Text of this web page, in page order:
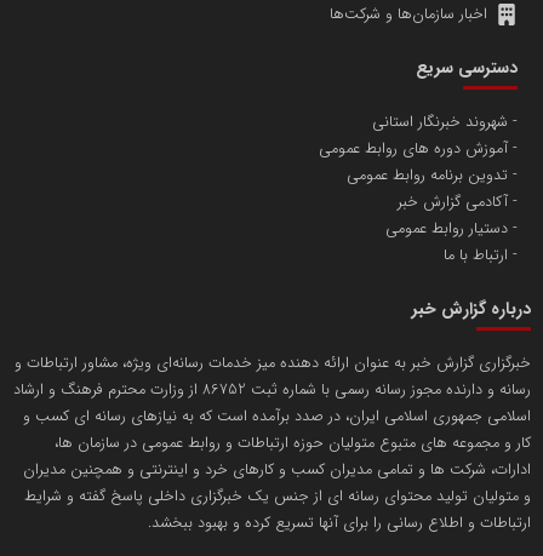
پایگاه اطلاع رسانی اعتلای نهادهای مردمی
پایگاه اطلاع رسانی دریا و نفت
تامین آهن اسفنجی تولیدکنندگان فولاد در کشور
تریبون
انتشار گسترده محتوا در رسانه گزارش خبر
مسعودصادقی
محمدعلی کرمعلی
اخبار سازمان‌ها و شرکت‌ها
دسترسی سریع
شهروند خبرنگار استانی
آموزش دوره های روابط عمومی
تدوین برنامه روابط عمومی
آکادمی گزارش خبر
دستیار روابط عمومی
ارتباط با ما
درباره گزارش خبر
خبرگزاری گزارش خبر به عنوان ارائه دهنده میز خدمات رسانه‌ای ویژه، مشاور ارتباطات و
رسانه و دارنده مجوز رسانه رسمی با شماره ثبت 86752 از وزارت محترم فرهنگ و ارشاد
اسلامی جمهوری اسلامی ایران، در صدد برآمده است که به نیازهای رسانه ای کسب و
کار و مجموعه های متبوع متولیان حوزه ارتباطات و روابط عمومی در سازمان ها،
ادارات، شرکت ها و تمامی مدیران کسب و کارهای خرد و اینترنتی و همچنین مدیران
و متولیان تولید محتوای رسانه ای از جنس یک خبرگزاری داخلی پاسخ گفته و شرایط
ارتباطات و اطلاع رسانی را برای آنها تسریع کرده و بهبود ببخشد.